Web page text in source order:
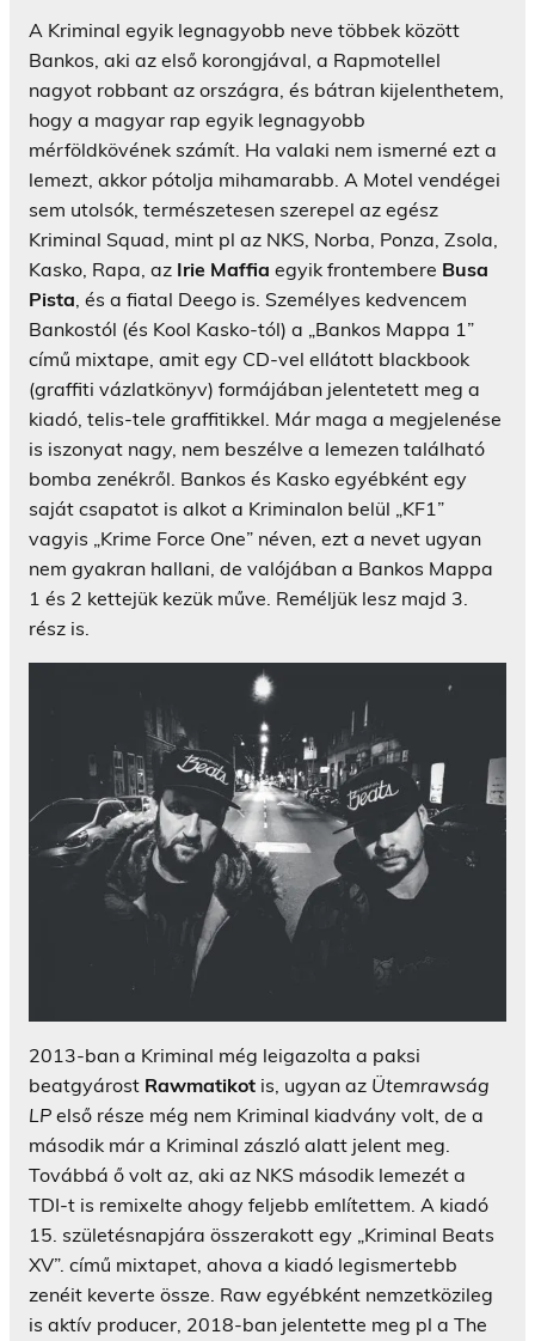
A Kriminal egyik legnagyobb neve többek között
Bankos, aki az első korongjával, a Rapmotellel
nagyot robbant az országra, és bátran kijelenthetem,
hogy a magyar rap egyik legnagyobb
mérföldkövének számít. Ha valaki nem ismerné ezt a
lemezt, akkor pótolja mihamarabb. A Motel vendégei
sem utolsók, természetesen szerepel az egész
Kriminal Squad, mint pl az NKS, Norba, Ponza, Zsola,
Kasko, Rapa, az Irie Maffia egyik frontembere Busa
Pista, és a fiatal Deego is. Személyes kedvencem
Bankostól (és Kool Kasko-tól) a „Bankos Mappa 1”
című mixtape, amit egy CD-vel ellátott blackbook
(graffiti vázlatkönyv) formájában jelentetett meg a
kiadó, telis-tele graffitikkel. Már maga a megjelenése
is iszonyat nagy, nem beszélve a lemezen található
bomba zenékről. Bankos és Kasko egyébként egy
saját csapatot is alkot a Kriminalon belül „KF1”
vagyis „Krime Force One” néven, ezt a nevet ugyan
nem gyakran hallani, de valójában a Bankos Mappa
1 és 2 kettejük kezük műve. Reméljük lesz majd 3.
rész is.
2013-ban a Kriminal még leigazolta a paksi
beatgyárost Rawmatikot is, ugyan az Ütemrawság
LP első része még nem Kriminal kiadvány volt, de a
második már a Kriminal zászló alatt jelent meg.
Továbbá ő volt az, aki az NKS második lemezét a
TDI-t is remixelte ahogy feljebb említettem. A kiadó
15. születésnapjára összerakott egy „Kriminal Beats
XV”. című mixtapet, ahova a kiadó legismertebb
zenéit keverte össze. Raw egyébként nemzetközileg
is aktív producer, 2018-ban jelentette meg pl a The